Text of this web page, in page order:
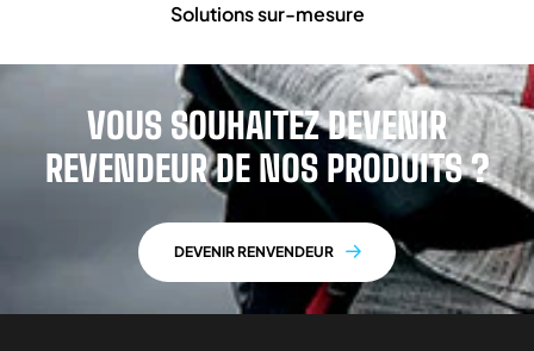
Solutions sur-mesure
VOUS SOUHAITEZ DEVENIR
REVENDEUR DE NOS PRODUITS ?
DEVENIR RENVENDEUR